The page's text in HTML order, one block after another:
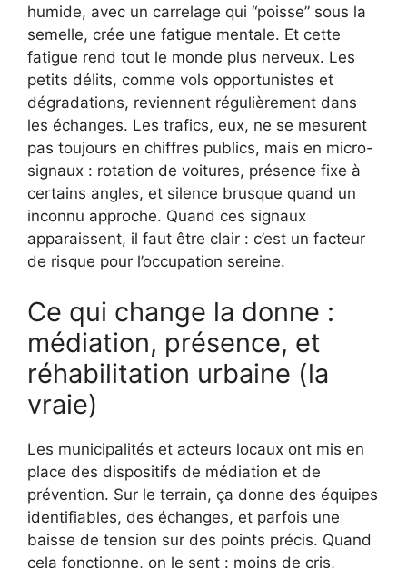
humide, avec un carrelage qui “poisse” sous la
semelle, crée une fatigue mentale. Et cette
fatigue rend tout le monde plus nerveux. Les
petits délits, comme vols opportunistes et
dégradations, reviennent régulièrement dans
les échanges. Les trafics, eux, ne se mesurent
pas toujours en chiffres publics, mais en micro-
signaux : rotation de voitures, présence fixe à
certains angles, et silence brusque quand un
inconnu approche. Quand ces signaux
apparaissent, il faut être clair : c’est un facteur
de risque pour l’occupation sereine.
Ce qui change la donne :
médiation, présence, et
réhabilitation urbaine (la
vraie)
Les municipalités et acteurs locaux ont mis en
place des dispositifs de médiation et de
prévention. Sur le terrain, ça donne des équipes
identifiables, des échanges, et parfois une
baisse de tension sur des points précis. Quand
cela fonctionne, on le sent : moins de cris,